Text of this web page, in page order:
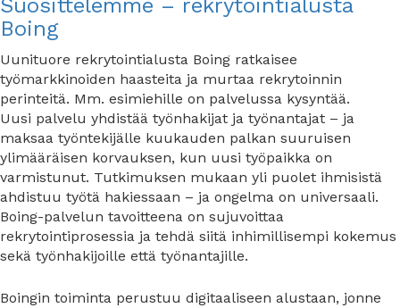
Suosittelemme – rekrytointialusta
Boing
Uunituore rekrytointialusta Boing ratkaisee
työmarkkinoiden haasteita ja murtaa rekrytoinnin
perinteitä. Mm. esimiehille on palvelussa kysyntää.
Uusi palvelu yhdistää työnhakijat ja työnantajat – ja
maksaa työntekijälle kuukauden palkan suuruisen
ylimääräisen korvauksen, kun uusi työpaikka on
varmistunut. Tutkimuksen mukaan yli puolet ihmisistä
ahdistuu työtä hakiessaan – ja ongelma on universaali.
Boing-palvelun tavoitteena on sujuvoittaa
rekrytointiprosessia ja tehdä siitä inhimillisempi kokemus
sekä työnhakijoille että työnantajille.
Boingin toiminta perustuu digitaaliseen alustaan, jonne